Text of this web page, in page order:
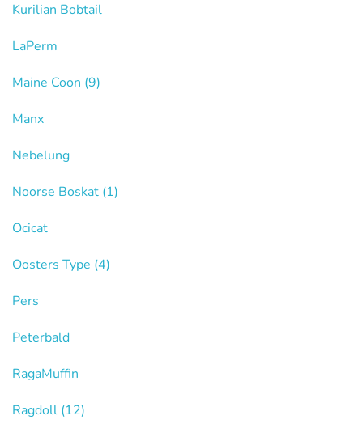
Kurilian Bobtail
LaPerm
Maine Coon (9)
Manx
Nebelung
Noorse Boskat (1)
Ocicat
Oosters Type (4)
Pers
Peterbald
RagaMuffin
Ragdoll (12)